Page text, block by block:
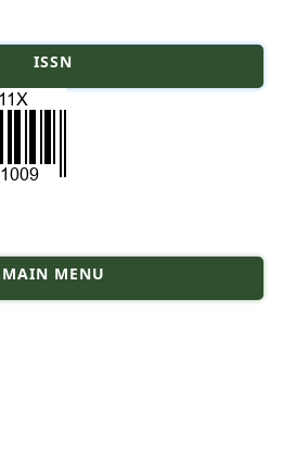
ISSN
MAIN MENU